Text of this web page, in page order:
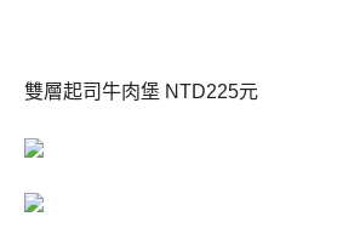
雙層起司牛肉堡 NTD225元